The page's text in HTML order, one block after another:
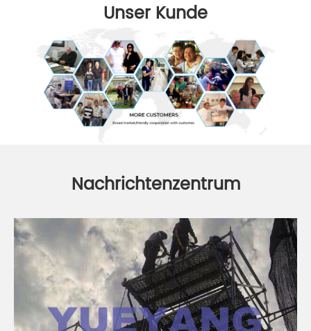
Unser Kunde
Nachrichtenzentrum